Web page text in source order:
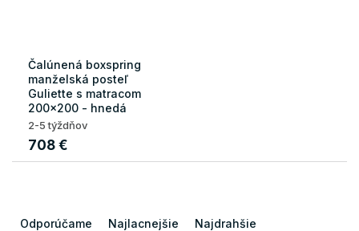
Čalúnená boxspring
manželská posteľ
Guliette s matracom
200x200 - hnedá
2-5 týždňov
708 €
Odporúčame Najlacnejšie Najdrahšie